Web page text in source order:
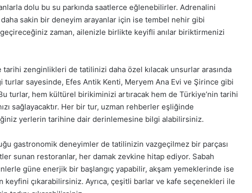
dolu bu su parkında saatlerce eğlenebilirler. Adrenalini
sakin bir deneyim arayanlar için ise tembel nehir gibi
zaman, ailenizle birlikte keyifli anılar biriktirmenizi
tarihi zenginlikleri de tatilinizi daha özel kılacak unsurlar arasında
turlar sayesinde, Efes Antik Kenti, Meryem Ana Evi ve Şirince gibi
turlar, hem kültürel birikiminizi artıracak hem de Türkiye’nin tarihi
sağlayacaktır. Her bir tur, uzman rehberler eşliğinde
yerlerin tarihine dair derinlemesine bilgi alabilirsiniz.
gastronomik deneyimler de tatilinizin vazgeçilmez bir parçası
sunan restoranlar, her damak zevkine hitap ediyor. Sabah
güne enerjik bir başlangıç yapabilir, akşam yemeklerinde ise
keyfini çıkarabilirsiniz. Ayrıca, çeşitli barlar ve kafe seçenekleri ile